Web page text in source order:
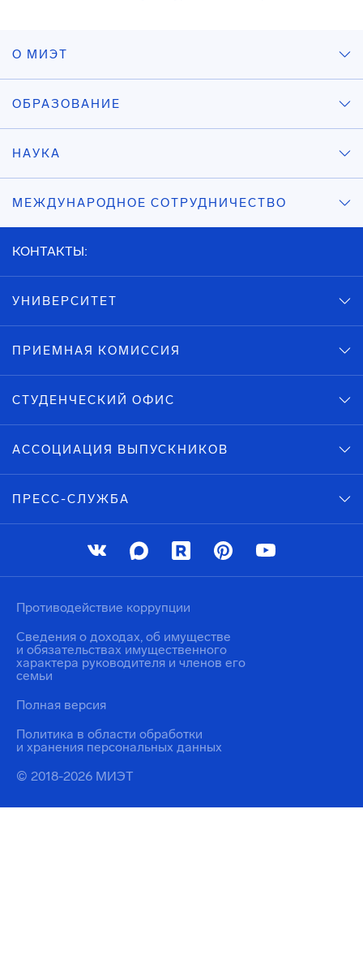
О МИЭТ
ОБРАЗОВАНИЕ
НАУКА
МЕЖДУНАРОДНОЕ СОТРУДНИЧЕСТВО
КОНТАКТЫ:
УНИВЕРСИТЕТ
ПРИЕМНАЯ КОМИССИЯ
СТУДЕНЧЕСКИЙ ОФИС
АССОЦИАЦИЯ ВЫПУСКНИКОВ
ПРЕСС-СЛУЖБА
© 2018-2026 МИЭТ
Политика в области обработки
и хранения персональных данных
Противодействие коррупции
Сведения о доходах, об имуществе
и обязательствах имущественного
характера руководителя и членов его
семьи
Полная версия